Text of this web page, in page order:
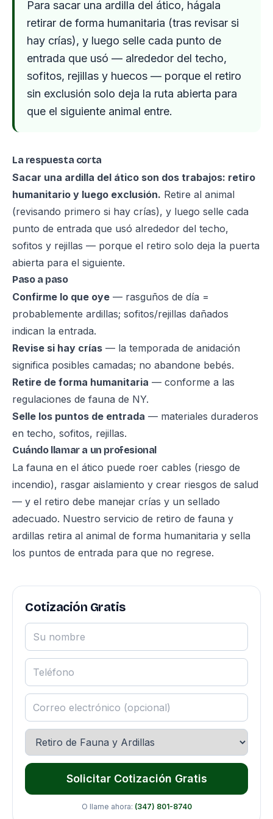
Para sacar una ardilla del ático, hágala
retirar de forma humanitaria (tras revisar si
hay crías), y luego selle cada punto de
entrada que usó — alrededor del techo,
sofitos, rejillas y huecos — porque el retiro
sin exclusión solo deja la ruta abierta para
que el siguiente animal entre.
La respuesta corta
Sacar una ardilla del ático son dos trabajos: retiro
humanitario y luego exclusión. Retire al animal
(revisando primero si hay crías), y luego selle cada
punto de entrada que usó alrededor del techo,
sofitos y rejillas — porque el retiro solo deja la puerta
abierta para el siguiente.
Paso a paso
Confirme lo que oye — rasguños de día =
probablemente ardillas; sofitos/rejillas dañados
indican la entrada.
Revise si hay crías — la temporada de anidación
significa posibles camadas; no abandone bebés.
Retire de forma humanitaria — conforme a las
regulaciones de fauna de NY.
Selle los puntos de entrada — materiales duraderos
en techo, sofitos, rejillas.
Cuándo llamar a un profesional
La fauna en el ático puede roer cables (riesgo de
incendio), rasgar aislamiento y crear riesgos de salud
— y el retiro debe manejar crías y un sellado
adecuado. Nuestro servicio de retiro de fauna y
ardillas retira al animal de forma humanitaria y sella
los puntos de entrada para que no regrese.
Cotización Gratis
Solicitar Cotización Gratis
O llame ahora: (347) 801-8740